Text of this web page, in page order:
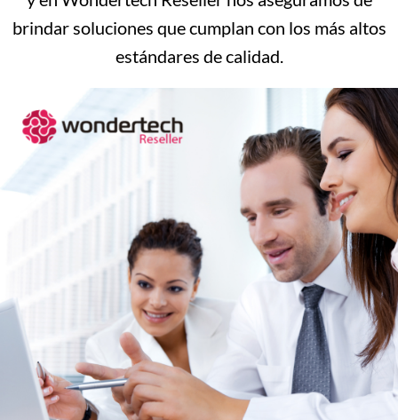
brindar soluciones que cumplan con los más altos
estándares de calidad.